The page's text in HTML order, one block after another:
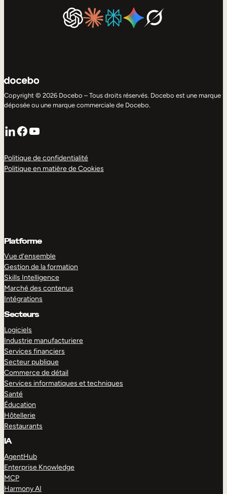
Copyright © 2026 Docebo – Tous droits réservés. Docebo est une marque
déposée ou une marque commerciale de Docebo.
LinkedIn
Facebook
YouTube
Politique de confidentialité
Politique en matière de Cookies
Platforme
Vue d’ensemble
Gestion de la formation
Skills Intelligence
Marché des contenus
Intégrations
Secteurs
Logiciels
Industrie manufacturiere
Services financiers
Secteur publique
Commerce de détail
Services informatiques et techniques
Santé
Éducation
Hôtellerie
Restaurants
IA
AgentHub
Enterprise Knowledge
MCP
Harmony AI